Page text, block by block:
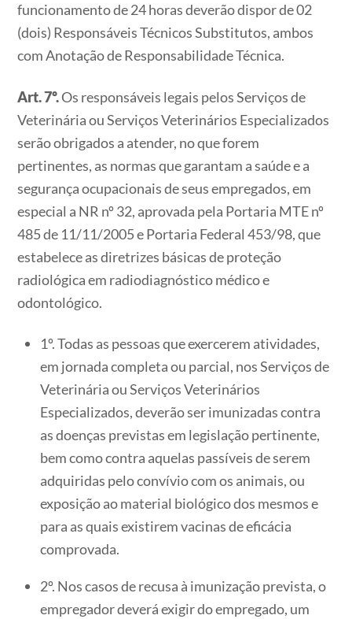
funcionamento de 24 horas deverão dispor de 02
(dois) Responsáveis Técnicos Substitutos, ambos
com Anotação de Responsabilidade Técnica.
Art. 7º.Os responsáveis legais pelos Serviços de
Veterinária ou Serviços Veterinários Especializados
serão obrigados a atender, no que forem
pertinentes, as normas que garantam a saúde e a
segurança ocupacionais de seus empregados, em
especial a NR nº 32, aprovada pela Portaria MTE nº
485 de 11/11/2005 e Portaria Federal 453/98, que
estabelece as diretrizes básicas de proteção
radiológica em radiodiagnóstico médico e
odontológico.
1º. Todas as pessoas que exercerem atividades,
em jornada completa ou parcial, nos Serviços de
Veterinária ou Serviços Veterinários
Especializados, deverão ser imunizadas contra
as doenças previstas em legislação pertinente,
bem como contra aquelas passíveis de serem
adquiridas pelo convívio com os animais, ou
exposição ao material biológico dos mesmos e
para as quais existirem vacinas de eficácia
comprovada.
2º. Nos casos de recusa à imunização prevista, o
empregador deverá exigir do empregado, um